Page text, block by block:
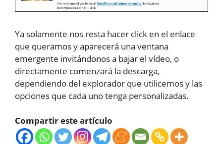
Ya solamente nos resta hacer click en el enlace
que queramos y aparecerá una ventana
emergente invitándonos a bajar el vídeo, o
directamente comenzará la descarga,
dependiendo del explorador que utilicemos y las
opciones que cada uno tenga personalizadas.
Compartir este artículo